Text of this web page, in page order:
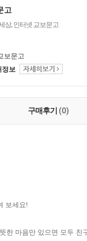
고
상, 인터넷 교보문고
보문고
정보
구매후기 (0)
보세요!
한 마음만 있으면 모두